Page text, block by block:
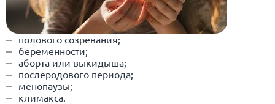
полового созревания;
беременности;
аборта или выкидыша;
послеродового периода;
менопаузы;
климакса.